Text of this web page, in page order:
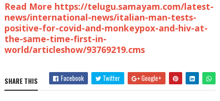
Read More https://telugu.samayam.com/latest-
news/international-news/italian-man-tests-
positive-for-covid-and-monkeypox-and-hiv-at-
the-same-time-first-in-
world/articleshow/93769219.cms
SHARE THIS Facebook Twitter Google+